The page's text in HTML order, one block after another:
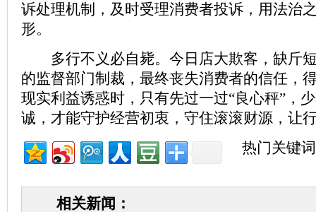
诉处理机制，及时受理消费者投诉，用法治
形。
多行不义必自毙。今日店大欺客，缺斤
的监督部门制裁，最终丧失消费者的信任，
现实利益诱惑时，只有先过一过“良心秤”，
诚，才能守护经营初衷，守住滚滚财源，让
热门关键
相关新闻：